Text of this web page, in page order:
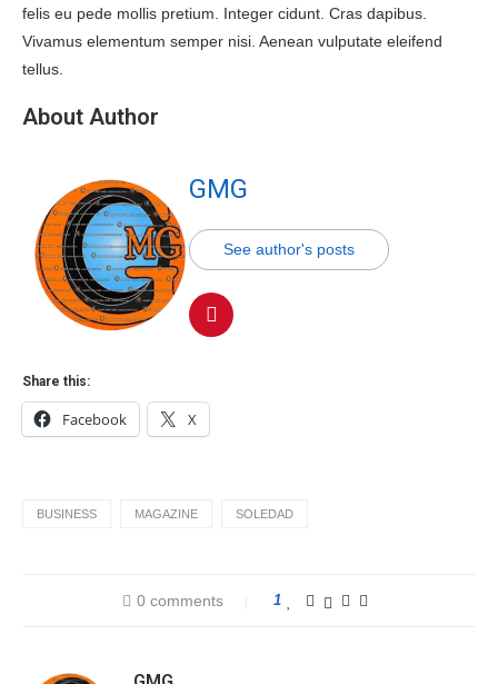
felis eu pede mollis pretium. Integer cidunt. Cras dapibus.
Vivamus elementum semper nisi. Aenean vulputate eleifend
tellus.
About Author
GMG
See author's posts
Share this:
Facebook X
BUSINESS MAGAZINE SOLEDAD
0 comments 1